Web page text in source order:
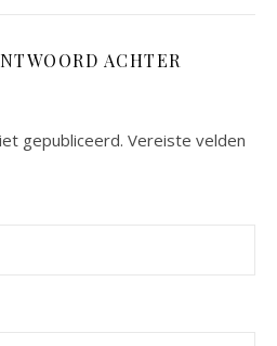
ACHTER
gepubliceerd. Vereiste velden